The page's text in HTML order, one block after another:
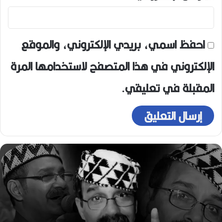
احفظ اسمي، بريدي الإلكتروني، والموقع
الإلكتروني في هذا المتصفح لاستخدامها المرة
المقبلة في تعليقي.
ر
ح
ي
ل
ا
ل
م